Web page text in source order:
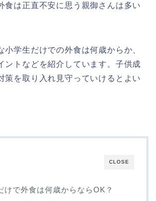
食は正直不安に思う親御さんは多い
小学生だけでの外食は何歳からか、
ントなどを紹介しています。子供成
策を取り入れ見守っていけるとよい
CLOSE
けで外食は何歳からならOK？